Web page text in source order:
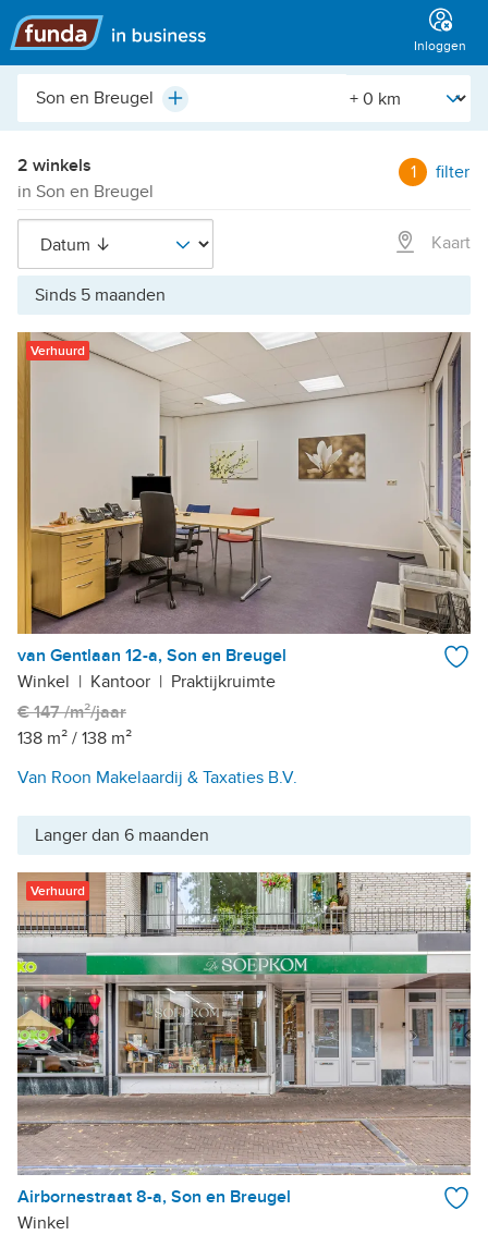
Hoofdmenu
Inloggen
Plaats,
etc.
Plus [Straal]
2 winkels
in Son en Breugel
1 filter
Kaart
Sinds 5 maanden
Verhuurd
van Gentlaan 12-a, Son en Breugel
Winkel | Kantoor | Praktijkruimte
€ 147 /m²/jaar
138 m² / 138 m²
Van Roon Makelaardij & Taxaties B.V.
Langer dan 6 maanden
Verhuurd
Airbornestraat 8-a, Son en Breugel
Winkel